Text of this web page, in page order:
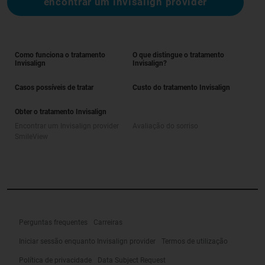
Como funciona o tratamento
Invisalign
O que distingue o tratamento
Invisalign?
Casos possíveis de tratar Custo do tratamento Invisalign
Obter o tratamento Invisalign
Perguntas frequentes Carreiras
Iniciar sessão enquanto Invisalign provider Termos de utilização
Política de privacidade Data Subject Request